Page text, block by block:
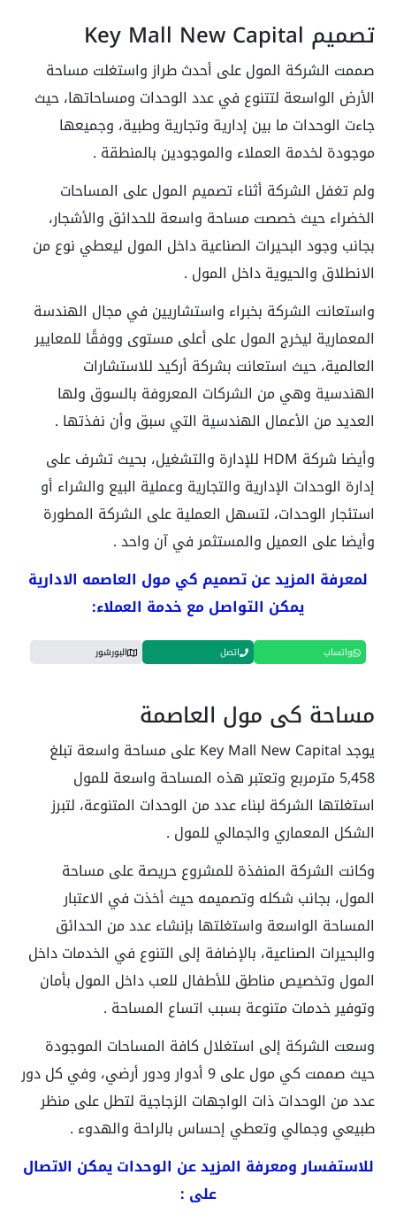
تصميم Key Mall New Capital
صممت الشركة المول على أحدث طراز واستغلت مساحة
الأرض الواسعة لتتنوع في عدد الوحدات ومساحاتها، حيث
جاءت الوحدات ما بين إدارية وتجارية وطبية، وجميعها
موجودة لخدمة العملاء والموجودين بالمنطقة .
ولم تغفل الشركة أثناء تصميم المول على المساحات
الخضراء حيث خصصت مساحة واسعة للحدائق والأشجار،
بجانب وجود البحيرات الصناعية داخل المول ليعطي نوع من
الانطلاق والحيوية داخل المول .
واستعانت الشركة بخبراء واستشاريين في مجال الهندسة
المعمارية ليخرج المول على أعلى مستوى ووفقًا للمعايير
العالمية، حيث استعانت بشركة أركيد للاستشارات
الهندسية وهي من الشركات المعروفة بالسوق ولها
العديد من الأعمال الهندسية التي سبق وأن نفذتها .
وأيضا شركة HDM للإدارة والتشغيل، بحيث تشرف على
إدارة الوحدات الإدارية والتجارية وعملية البيع والشراء أو
استئجار الوحدات، لتسهل العملية على الشركة المطورة
وأيضا على العميل والمستثمر في آن واحد .
لمعرفة المزيد عن تصميم كي مول العاصمه الادارية
يمكن التواصل مع خدمة العملاء:
واتساب اتصل البورشور
مساحة كي مول العاصمة
يوجد Key Mall New Capital على مساحة واسعة تبلغ
5,458 مترمربع وتعتبر هذه المساحة واسعة للمول
استغلتها الشركة لبناء عدد من الوحدات المتنوعة، لتبرز
الشكل المعماري والجمالي للمول .
وكانت الشركة المنفذة للمشروع حريصة على مساحة
المول، بجانب شكله وتصميمه حيث أخذت في الاعتبار
المساحة الواسعة واستغلتها بإنشاء عدد من الحدائق
والبحيرات الصناعية، بالإضافة إلى التنوع في الخدمات داخل
المول وتخصيص مناطق للأطفال للعب داخل المول بأمان
وتوفير خدمات متنوعة بسبب اتساع المساحة .
وسعت الشركة إلى استغلال كافة المساحات الموجودة
حيث صممت كي مول على 9 أدوار ودور أرضي، وفي كل دور
عدد من الوحدات ذات الواجهات الزجاجية لتطل على منظر
طبيعي وجمالي وتعطي إحساس بالراحة والهدوء .
للاستفسار ومعرفة المزيد عن الوحدات يمكن الاتصال
على :